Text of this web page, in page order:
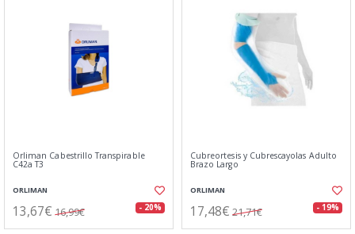
Orliman Cabestrillo Transpirable
C42a T3
ORLIMAN
13,67€ 16,99€ - 20%
Cubreortesis y Cubrescayolas Adulto
Brazo Largo
ORLIMAN
17,48€ 21,71€ - 19%